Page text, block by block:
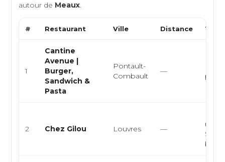
autour de Meaux.
# Restaurant Ville Distance Type
1
Cantine
Avenue |
Burger,
Sandwich &
Pasta
Pontault-
Combault
—
pasta
2 Chez Gilou Louvres —
bur...